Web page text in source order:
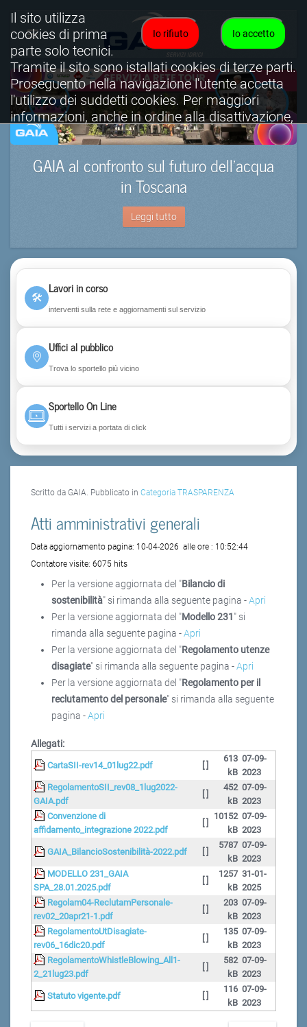
GAIA al confronto sul futuro dell’acqua
in Toscana
Leggi tutto
🛠
Lavori in corso
interventi sulla rete e aggiornamenti sul servizio
Uffici al pubblico
Trova lo sportello più vicino
Sportello On Line
Tutti i servizi a portata di click
Scritto da GAIA. Pubblicato in Categoria TRASPARENZA
Atti amministrativi generali
Data aggiornamento pagina: 10-04-2026 alle ore : 10:52:44
Contatore visite: 6075 hits
Per la versione aggiornata del "Bilancio di
sostenibilità" si rimanda alla seguente pagina -Apri
Per la versione aggiornata del "Modello 231" si
rimanda alla seguente pagina -Apri
Per la versione aggiornata del "Regolamento utenze
disagiate" si rimanda alla seguente pagina -Apri
Per la versione aggiornata del "Regolamento per il
reclutamento del personale" si rimanda alla seguente
pagina -Apri
Allegati:
CartaSII-rev14_01lug22.pdf
613
kB
07-09-
2023
RegolamentoSII_rev08_1lug2022-
GAIA.pdf
452
kB
07-09-
2023
Convenzione di
affidamento_integrazione 2022.pdf
10152
kB
07-09-
2023
GAIA_BilancioSostenibilità-2022.pdf
5787
kB
07-09-
2023
MODELLO 231_GAIA
SPA_28.01.2025.pdf
1257
kB
31-01-
2025
Regolam04-ReclutamPersonale-
rev02_20apr21-1.pdf
203
kB
07-09-
2023
RegolamentoUtDisagiate-
rev06_16dic20.pdf
135
kB
07-09-
2023
RegolamentoWhistleBlowing_All1-
2_21lug23.pdf
582
kB
07-09-
2023
Statuto vigente.pdf
116
kB
07-09-
2023
Io accetto
Io rifiuto
Il sito utilizza
cookies di prima
parte solo tecnici.
Tramite il sito sono istallati cookies di terze parti.
Proseguento nella navigazione l'utente accetta
l'utilizzo dei suddetti cookies. Per maggiori
informazioni, anche in ordine alla disattivazione,
è possibile consultare l'informativa cookies
completa.
Visualizza informativa completa.